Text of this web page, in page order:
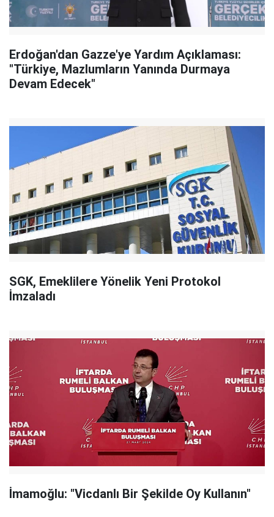
Erdoğan'dan Gazze'ye Yardım Açıklaması:
"Türkiye, Mazlumların Yanında Durmaya
Devam Edecek"
SGK, Emeklilere Yönelik Yeni Protokol
İmzaladı
İmamoğlu: "Vicdanlı Bir Şekilde Oy Kullanın"